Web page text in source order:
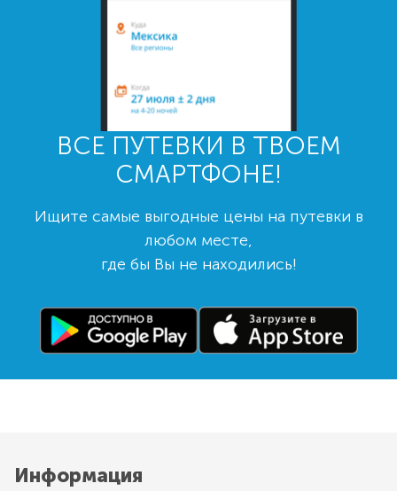
ВСЕ ПУТЕВКИ В ТВОЕМ
СМАРТФОНЕ!
Ищите самые выгодные цены на путевки в
любом месте,
где бы Вы не находились!
Информация